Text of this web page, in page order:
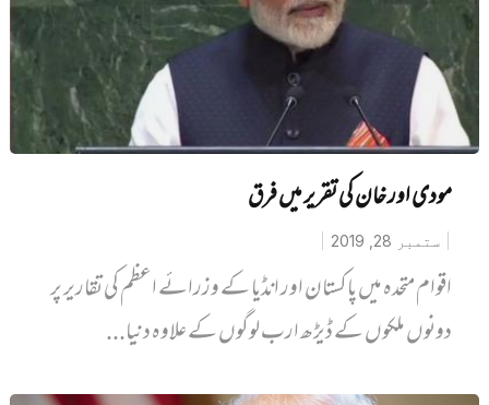
مودی اور خان کی تقریر میں فرق
ستمبر 28, 2019
اقوام متحدہ میں پاکستان اور انڈیا کے وزرائے اعظم کی تقاریر پر
دونوں ملکوں کے ڈیڑھ ارب لوگوں کے علاوہ دنیا...